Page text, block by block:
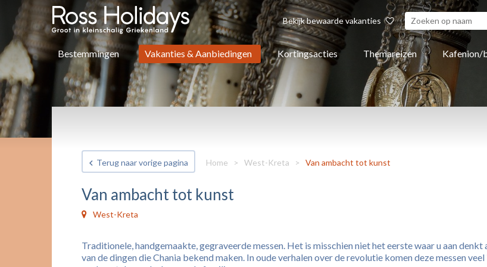
Bekijk bewaarde vakanties
Bestemmingen Vakanties & Aanbiedingen Kortingsacties Themareizen Kafenion/
Terug naar vorige pagina Home > West-Kreta > Van ambacht tot kunst
Van ambacht tot kunst
West-Kreta
Traditionele, handgemaakte, gegraveerde messen. Het is misschien niet het eerste waar u aan
van de dingen die Chania bekend maken. In oude verhalen over de revolutie komen deze messen